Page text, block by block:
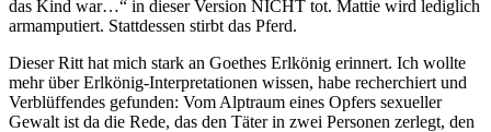
das Kind war…“ in dieser Version NICHT tot. Mattie wird lediglich
armamputiert. Stattdessen stirbt das Pferd.
Dieser Ritt hat mich stark an Goethes Erlkönig erinnert. Ich wollte
mehr über Erlkönig-Interpretationen wissen, habe recherchiert und
Verblüffendes gefunden: Vom Alptraum eines Opfers sexueller
Gewalt ist da die Rede, das den Täter in zwei Personen zerlegt, den